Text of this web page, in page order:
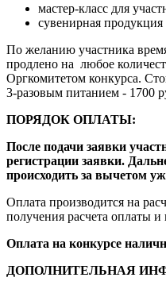
мастер-класс для
сувенирная
По желанию участника
продлено на любое
Оргкомитетом конкурса.
3-разовым питанием - 1700
ПОРЯДОК ОПЛАТЫ:
После подачи заявки
регистрации заявки.
происходить за вычетом
Оплата производится на
получения расчета оплаты и
Оплата на конкурсе
ДОПОЛНИТЕЛЬНАЯ